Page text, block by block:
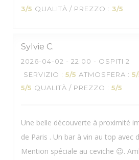
3/5 QUALITÀ / PREZZO : 3/5
Sylvie C
2026-04-02 - 22:00 - OSPITI 2
SERVIZIO : 5/5 ATMOSFERA : 5
5/5 QUALITÀ / PREZZO : 5/5
Une belle découverte à proximité
de Paris . Un bar à vin au top avec
Mention spéciale au ceviche 😉.
BOCA